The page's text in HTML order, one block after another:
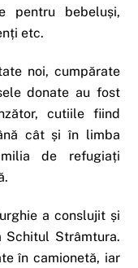
pentru bebeluși,
etc.
noi, cumpărate
donate au fost
cutiile fiind
cât și în limba
de refugiați
a conslujit și
Schitul Strâmtura.
în camionetă, iar